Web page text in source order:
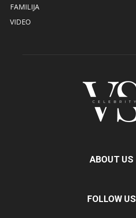
FAMILIJA
VIDEO
ABOUT US
FOLLOW US